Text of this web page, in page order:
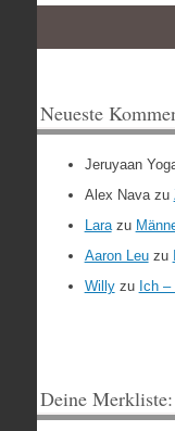
Neueste
Jeruyaan
Alex Navazu
Larazu
Aaron Leuzu
Willyzu Ich
Deine Merkliste: